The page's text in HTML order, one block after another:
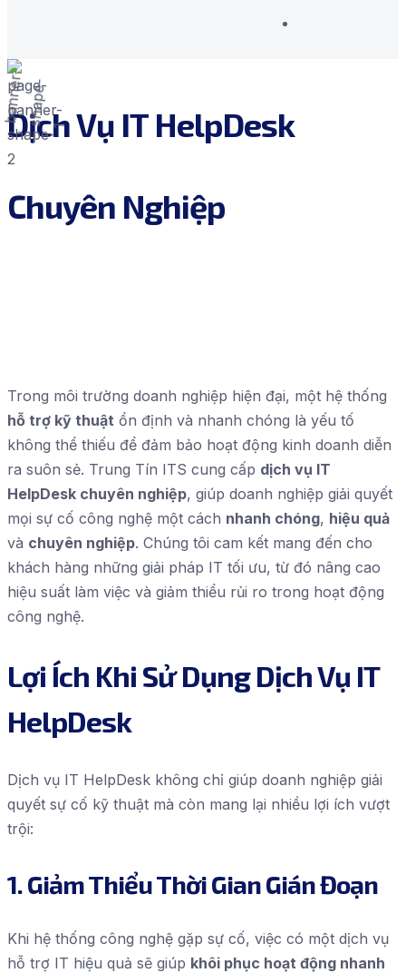
Dịch Vụ IT HelpDesk
Chuyên Nghiệp
Trong môi trường doanh nghiệp hiện đại, một hệ thống
hỗ trợ kỹ thuật ổn định và nhanh chóng là yếu tố
không thể thiếu để đảm bảo hoạt động kinh doanh diễn
ra suôn sẻ. Trung Tín ITS cung cấp dịch vụ IT
HelpDesk chuyên nghiệp, giúp doanh nghiệp giải quyết
mọi sự cố công nghệ một cách nhanh chóng, hiệu quả
và chuyên nghiệp. Chúng tôi cam kết mang đến cho
khách hàng những giải pháp IT tối ưu, từ đó nâng cao
hiệu suất làm việc và giảm thiểu rủi ro trong hoạt động
công nghệ.
Lợi Ích Khi Sử Dụng Dịch Vụ IT
HelpDesk
Dịch vụ IT HelpDesk không chỉ giúp doanh nghiệp giải
quyết sự cố kỹ thuật mà còn mang lại nhiều lợi ích vượt
trội:
1. Giảm Thiểu Thời Gian Gián Đoạn
Khi hệ thống công nghệ gặp sự cố, việc có một dịch vụ
hỗ trợ IT hiệu quả sẽ giúp khôi phục hoạt động nhanh